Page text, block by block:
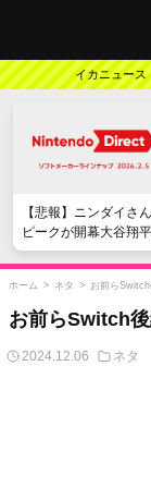
イカニュース
【悲報】ニンダイさん
ピークが開幕大谷翔
がっかりダイレクト
たと言われてしまう
ホーム > ネタ > お前ら
お前らSwitch
2024.12.06 ネタ